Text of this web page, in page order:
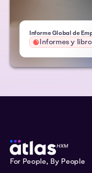
Informe Global de
Informes y
For People, By People